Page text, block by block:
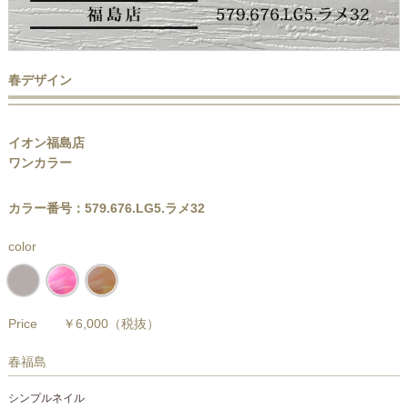
春デザイン
イオン福島店
ワンカラー
カラー番号：579.676.LG5.ラメ32
color
Price ￥6,000（税抜）
春福島
シンプルネイル